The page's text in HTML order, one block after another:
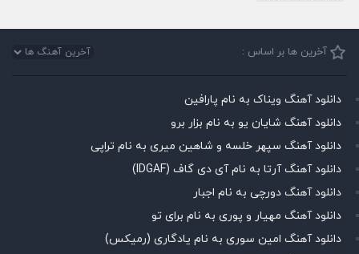
آخرین ها بر اساس :
دانلود آهنگ ویناک به نام پارافین
دانلود آهنگ شایان یو به نام بزار برو
دانلود آهنگ سپهر خلسه و شاهین میری به نام تراپی
دانلود آهنگ آرتا به نام آی دی گاف (IDGAF)
دانلود آهنگ دورچی به نام اجبار
دانلود آهنگ مهیار و پوری به نام برای تو
دانلود آهنگ امین سوری به نام یادگاری (رمیکس)